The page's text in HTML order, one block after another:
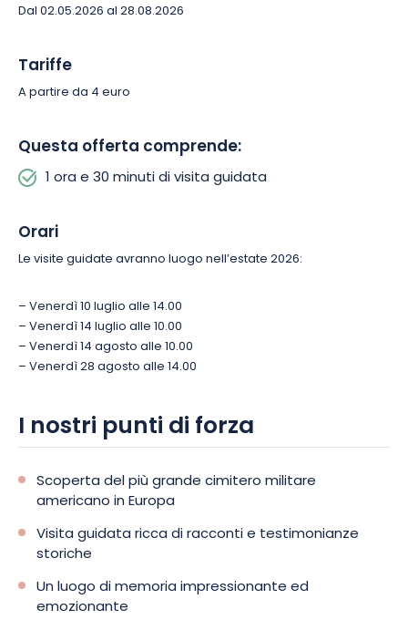
indimenticabile che vi aiuterà a comprendere meglio il
testimoni di questa pagina fondamentale della storia.
Dal 02.05.2026 al 28.08.2026
Tariffe
A partire da 4 euro
Questa offerta comprende:
1 ora e 30 minuti di visita guidata
Orari
Le visite guidate avranno luogo nell’estate 2026:
– Venerdì 10 luglio alle 14.00
– Venerdì 14 luglio alle 10.00
– Venerdì 14 agosto alle 10.00
– Venerdì 28 agosto alle 14.00
I nostri punti di forza
Scoperta del più grande cimitero militare
americano in Europa
Visita guidata ricca di racconti e testimonianze
storiche
Un luogo di memoria impressionante ed
emozionante